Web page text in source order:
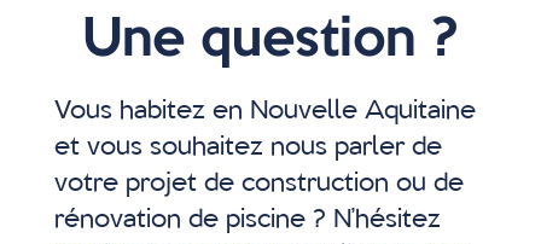
Une question ?
Vous habitez en Nouvelle Aquitaine
et vous souhaitez nous parler de
votre projet de construction ou de
rénovation de piscine ? N’hésitez